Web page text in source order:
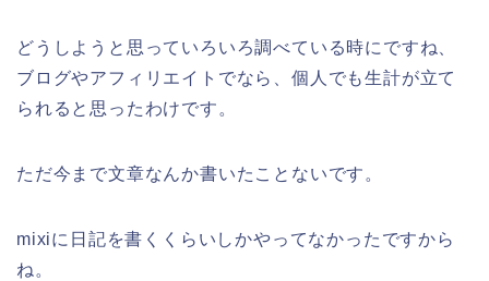
どうしようと思っていろいろ調べている時にですね、
ブログやアフィリエイトでなら、個人でも生計が立て
られると思ったわけです。
ただ今まで文章なんか書いたことないです。
mixiに日記を書くくらいしかやってなかったですから
ね。